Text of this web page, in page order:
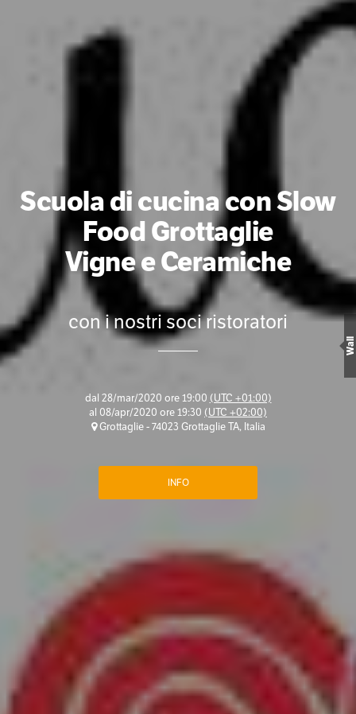
Scuola di cucina con Slow
Food Grottaglie
Vigne e Ceramiche
con i nostri soci ristoratori
dal 28/mar/2020 ore 19:00 (UTC +01:00)
al 08/apr/2020 ore 19:30 (UTC +02:00)
Grottaglie - 74023 Grottaglie TA, Italia
INFO
Wall